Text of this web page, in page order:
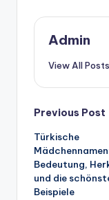
Admin
View All Posts
Post
Previous Post
Türkische
Bedeutung,
und die
Beispiele